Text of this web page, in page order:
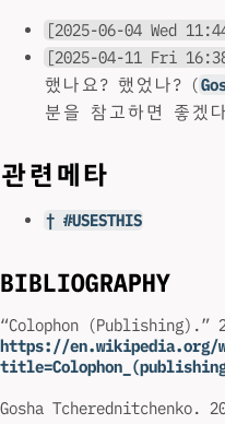
[2025-06-04 Wed
[2025-04-11 Fri
했나요? 했었나? (
분을 참고하면 좋겠
관련메타
† #USESTHIS
BIBLIOGRAPHY
“Colophon (Publishing).”
https://en.wikipedia.org/
Gosha Tcherednitchenko.